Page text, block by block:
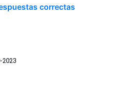
correctas
2023